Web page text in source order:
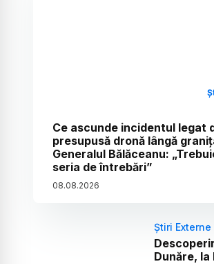
Ce ascunde incidentul legat
presupusă dronă lângă
Generalul Bălăceanu:
seria de întrebări”
08.08.2026
Știri Externe
Dunăre,